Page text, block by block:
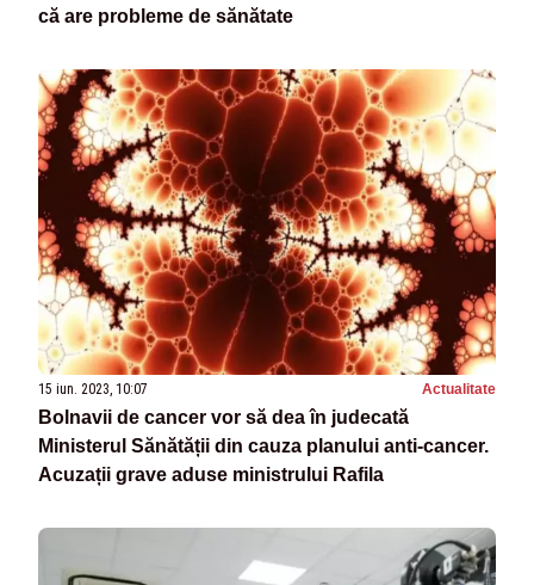
că are probleme de sănătate
15 iun. 2023, 10:07 Actualitate
Bolnavii de cancer vor să dea în judecată
Ministerul Sănătății din cauza planului anti-cancer.
Acuzații grave aduse ministrului Rafila